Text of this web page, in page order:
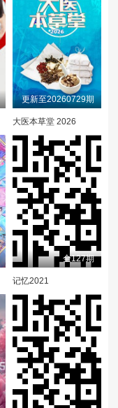
更新至20260729期
大医本草堂 2026
全127期
记忆2021